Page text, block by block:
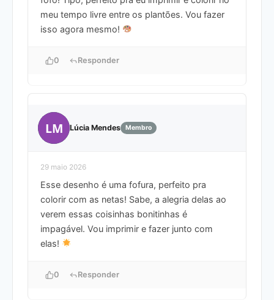
meu tempo livre entre os plantões. Vou fazer
isso agora mesmo!
0 Responder
LM Lúcia Mendes Membro
29 maio 2026
Esse desenho é uma fofura, perfeito pra
colorir com as netas! Sabe, a alegria delas ao
verem essas coisinhas bonitinhas é
impagável. Vou imprimir e fazer junto com
elas!
0 Responder